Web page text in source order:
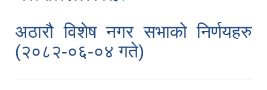
अठारौ विशेष नगर सभाको निर्णयहरु
(२०८२-०६-०४ गते)